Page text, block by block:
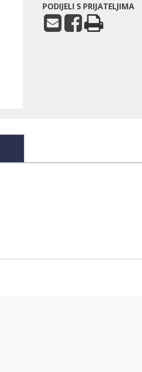
4,78
mm)
količina
PODIJELI S PRIJATELJIMA